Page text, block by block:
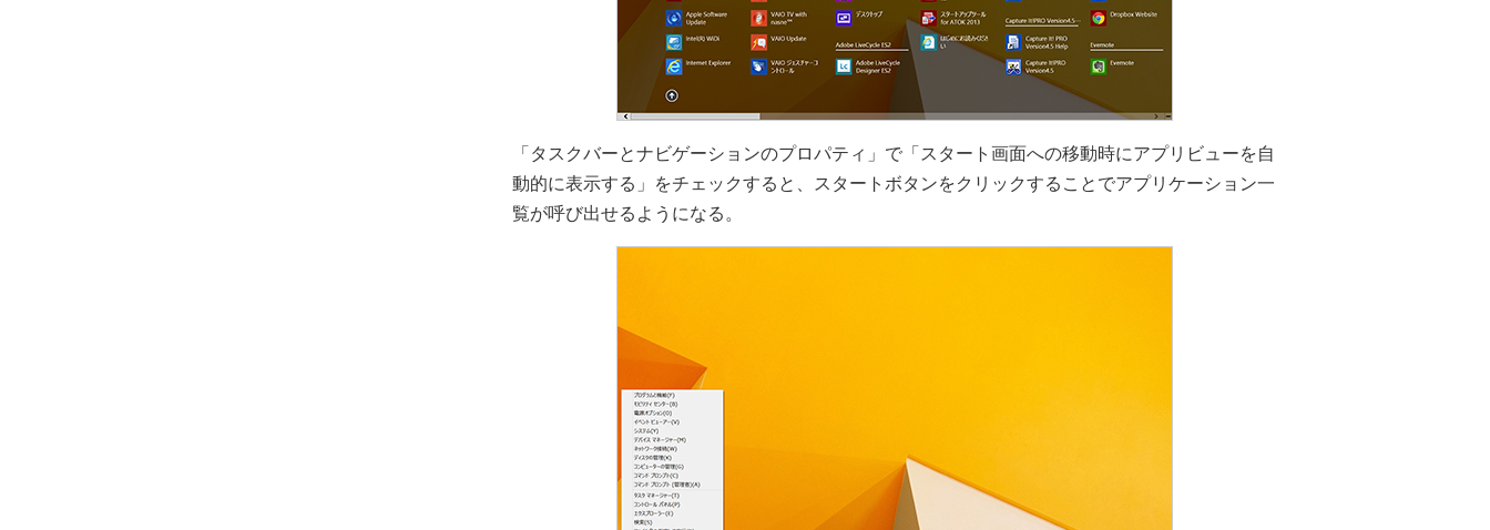
「タスクバーとナビゲーションのプロパティ」で「スタート画面への移動時にアプリビューを自
動的に表示する」をチェックすると、スタートボタンをクリックすることでアプリケーション一
覧が呼び出せるようになる。